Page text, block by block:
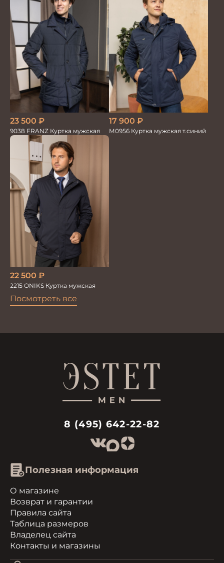
Посмотреть все
23 500 ₽
9038 FRANZ Куртка мужская
17 900 ₽
М0956 Куртка мужская т.синий
22 500 ₽
2215 ONIKS Куртка мужская
8 (495) 642-22-82
Полезная информация
О магазине
Возврат и гарантии
Правила сайта
Таблица размеров
Владелец сайта
Контакты и магазины